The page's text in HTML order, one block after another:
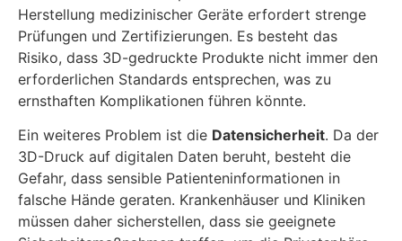
Herstellung medizinischer Geräte erfordert strenge
Prüfungen und Zertifizierungen. Es besteht das
Risiko, dass 3D-gedruckte Produkte nicht immer den
erforderlichen Standards entsprechen, was zu
ernsthaften Komplikationen führen könnte.
Ein weiteres Problem ist die Datensicherheit. Da der
3D-Druck auf digitalen Daten beruht, besteht die
Gefahr, dass sensible Patienteninformationen in
falsche Hände geraten. Krankenhäuser und Kliniken
müssen daher sicherstellen, dass sie geeignete